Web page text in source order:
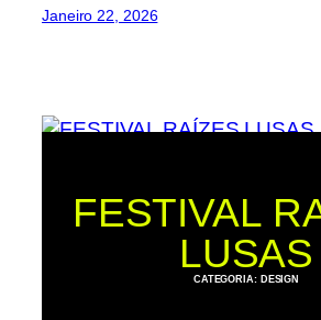
Janeiro 22, 2026
FESTIVAL RAÍZES
FESTIVAL
LUSAS
CATEGORIA: DESIGN